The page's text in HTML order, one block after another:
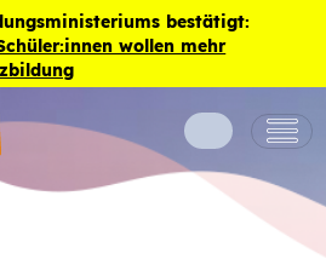
bestätigt:
wollen mehr